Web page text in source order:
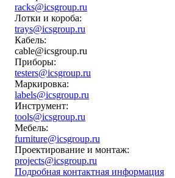
racks@icsgroup.ru
Лотки и короба:
trays@icsgroup.ru
Кабель:
cable@icsgroup.ru
Приборы:
testers@icsgroup.ru
Маркировка:
labels@icsgroup.ru
Инструмент:
tools@icsgroup.ru
Мебель:
furniture@icsgroup.ru
Проектирование и монтаж:
projects@icsgroup.ru
Подробная контактная информация